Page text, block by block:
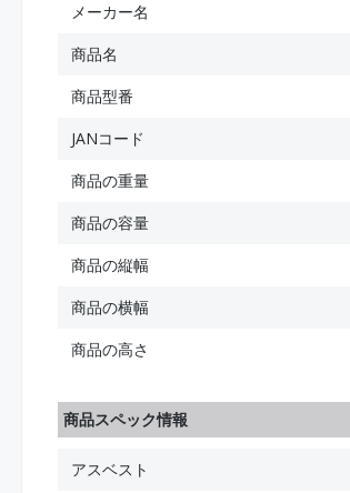
メーカー名
商品名
商品型番
JANコード
商品の重量
商品の容量
商品の縦幅
商品の横幅
商品の高さ
商品スペック情報
アスベスト